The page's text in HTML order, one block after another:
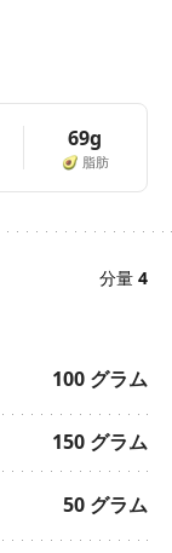
69g
🥑 脂肪
分量 4
100 グラム
150 グラム
50 グラム